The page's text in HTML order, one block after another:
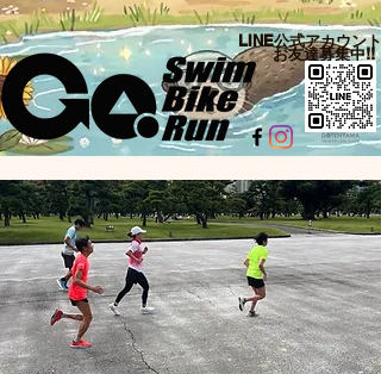
LINE公式アカウント​
お友達募集中!!